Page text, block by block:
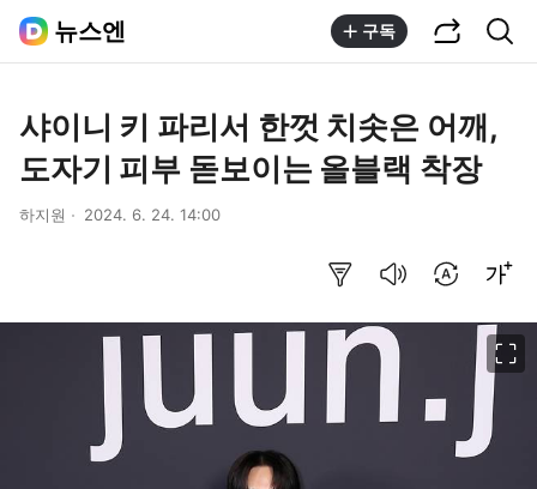
뉴스엔 구독
샤이니 키 파리서 한껏 치솟은 어깨,
도자기 피부 돋보이는 올블랙 착장
하지원 2024. 6. 24. 14:00